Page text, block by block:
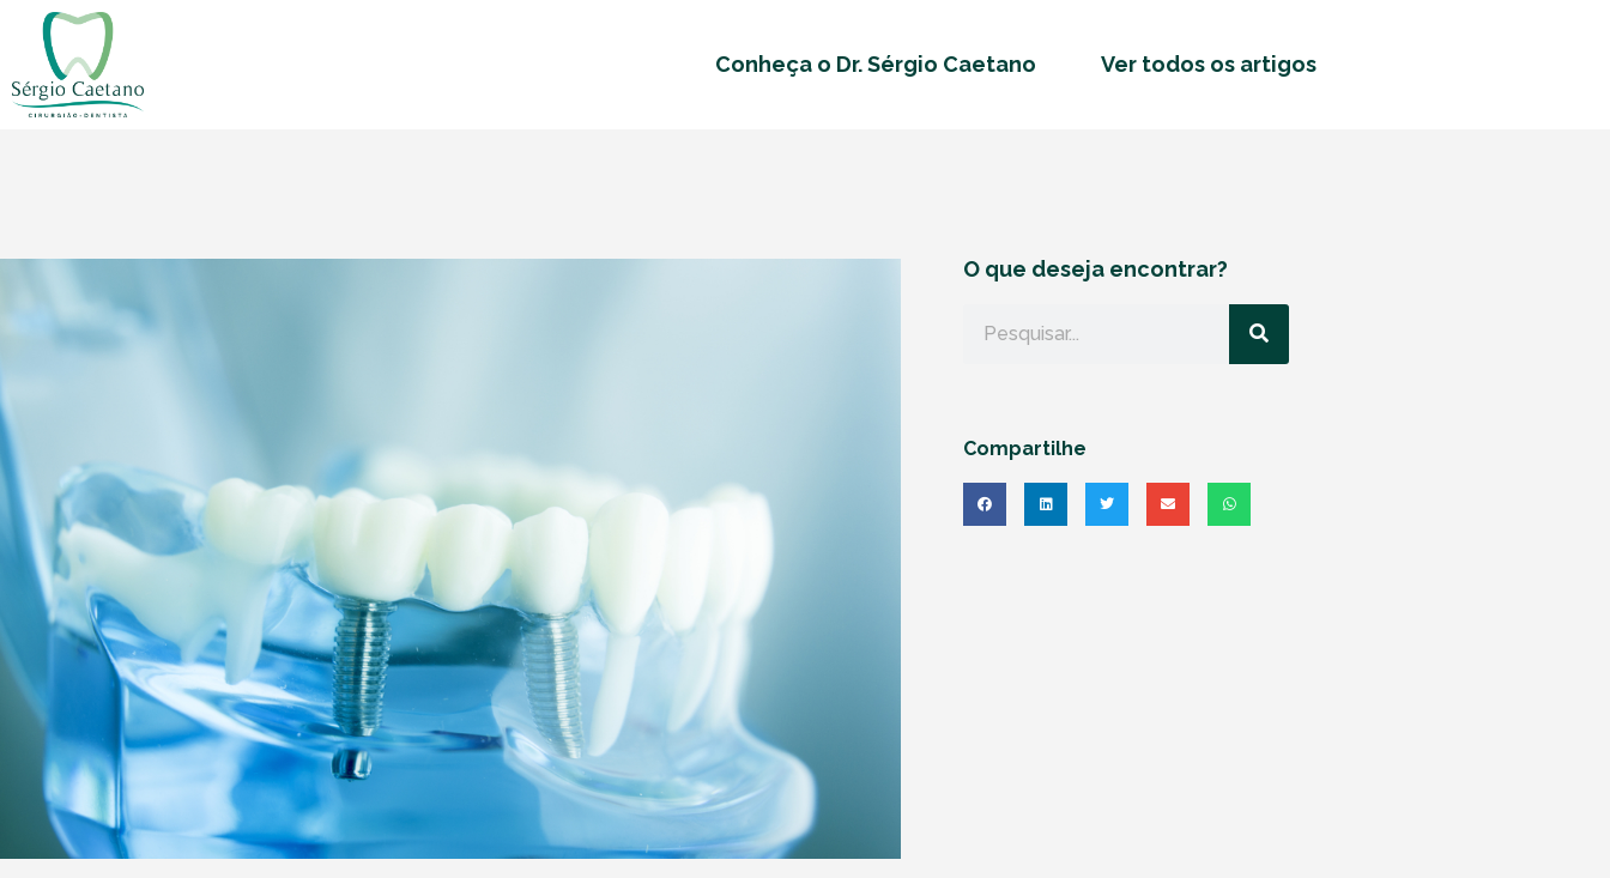
Conheça o Dr. Sérgio Caetano Ver todos os artigos
O que deseja encontrar?
Compartilhe